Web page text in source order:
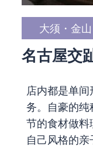
大须・金山
名古屋交
店内都是单
务。自豪的
节的食材做
自己风格的